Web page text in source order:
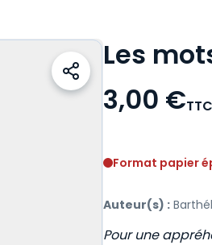
Les
3,00 €TTC
Format papier
Auteur(s) :
Pour une